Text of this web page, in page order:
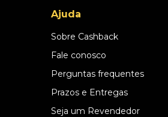
Ajuda
Sobre Cashback
Fale conosco
Perguntas frequentes
Prazos e Entregas
Seja um Revendedor